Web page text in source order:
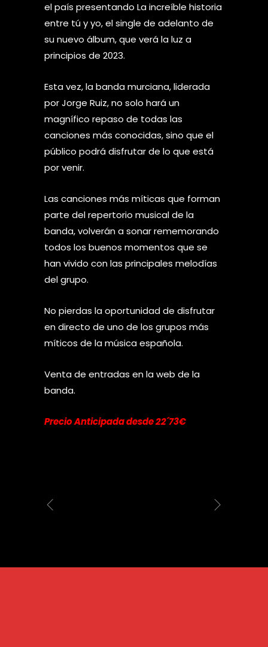
el país presentando La increíble historia
entre tú y yo, el single de adelanto de
su nuevo álbum, que verá la luz a
principios de 2023.
Esta vez, la banda murciana, liderada
por Jorge Ruiz, no solo hará un
magnífico repaso de todas las
canciones más conocidas, sino que el
público podrá disfrutar de lo que está
por venir.
Las canciones más míticas que forman
parte del repertorio musical de la
banda, volverán a sonar rememorando
todos los buenos momentos que se
han vivido con las principales melodías
del grupo.
No pierdas la oportunidad de disfrutar
en directo de uno de los grupos más
míticos de la música española.
Venta de entradas en la web de la
banda.
Precio Anticipada desde 22´73€